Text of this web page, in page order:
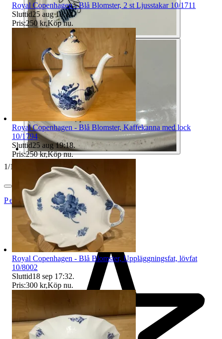
1/14
PettersPorslin
Royal Copenhagen - Blå Blomster, 2 st Ljusstakar 10/1711
Sluttid25 aug 19:14.
Pris:250 kr,Köp nu.
Royal Copenhagen - Blå Blomster, Kaffekanna med lock
10/1794
Sluttid25 aug 19:18.
Pris:250 kr,Köp nu.
Royal Copenhagen - Blå Blomster, Uppläggningsfat, lövfat
10/8002
Sluttid18 sep 17:32.
Pris:300 kr,Köp nu.